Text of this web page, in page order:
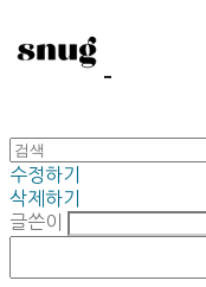
수정하기
삭제하기
글쓴이